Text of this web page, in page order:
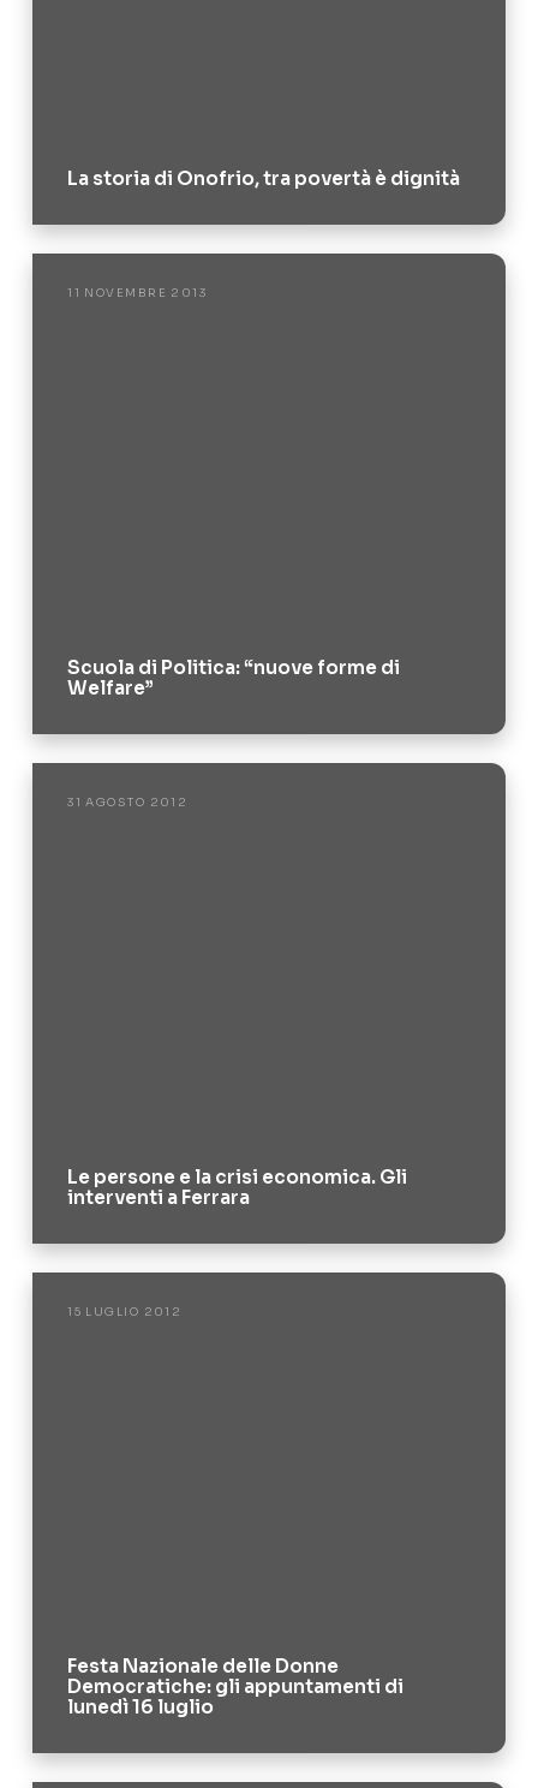
La storia di Onofrio, tra povertà è dignità
11 NOVEMBRE 2013
Scuola di Politica: “nuove forme di
Welfare”
31 AGOSTO 2012
Le persone e la crisi economica. Gli
interventi a Ferrara
15 LUGLIO 2012
Festa Nazionale delle Donne
Democratiche: gli appuntamenti di
lunedì 16 luglio